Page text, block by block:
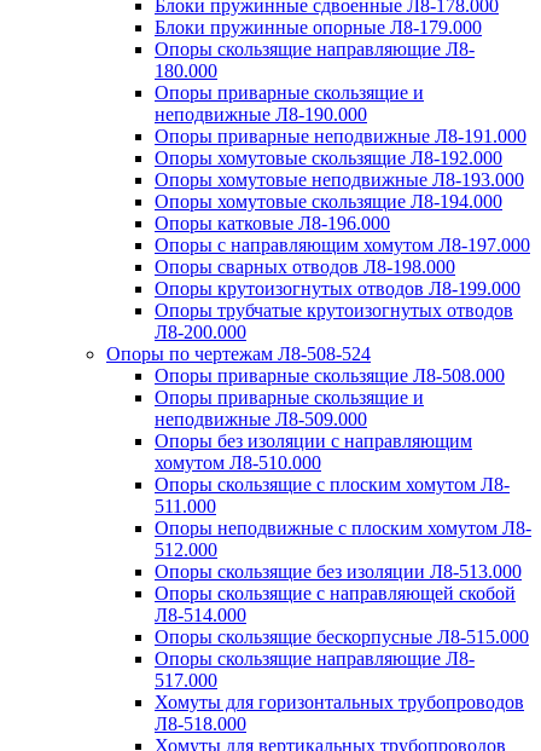
Блоки пружинные сдвоенные Л8-178.000
Блоки пружинные опорные Л8-179.000
Опоры скользящие направляющие Л8-
180.000
Опоры приварные скользящие и
неподвижные Л8-190.000
Опоры приварные неподвижные Л8-191.000
Опоры хомутовые скользящие Л8-192.000
Опоры хомутовые неподвижные Л8-193.000
Опоры хомутовые скользящие Л8-194.000
Опоры катковые Л8-196.000
Опоры с направляющим хомутом Л8-197.000
Опоры сварных отводов Л8-198.000
Опоры крутоизогнутых отводов Л8-199.000
Опоры трубчатые крутоизогнутых отводов
Л8-200.000
Опоры по чертежам Л8-508-524
Опоры приварные скользящие Л8-508.000
Опоры приварные скользящие и
неподвижные Л8-509.000
Опоры без изоляции с направляющим
хомутом Л8-510.000
Опоры скользящие с плоским хомутом Л8-
511.000
Опоры неподвижные с плоским хомутом Л8-
512.000
Опоры скользящие без изоляции Л8-513.000
Опоры скользящие с направляющей скобой
Л8-514.000
Опоры скользящие бескорпусные Л8-515.000
Опоры скользящие направляющие Л8-
517.000
Хомуты для горизонтальных трубопроводов
Л8-518.000
Хомуты для вертикальных трубопроводов